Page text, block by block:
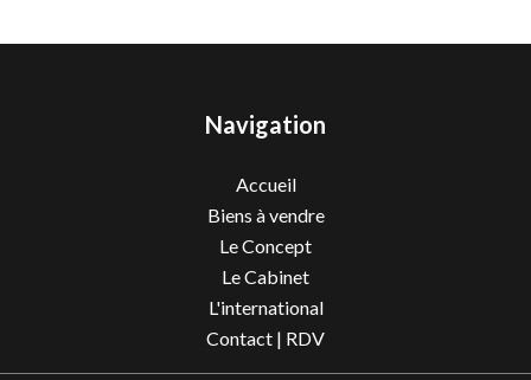
Navigation
Accueil
Biens à vendre
Le Concept
Le Cabinet
L'international
Contact | RDV